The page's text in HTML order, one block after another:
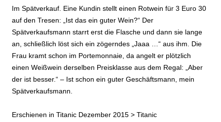
Im Spätverkauf. Eine Kundin stellt einen Rotwein für 3 Euro 30
auf den Tresen: „Ist das ein guter Wein?“ Der
Spätverkaufsmann starrt erst die Flasche und dann sie lange
an, schließlich löst sich ein zögerndes „Jaaa …“ aus ihm. Die
Frau kramt schon im Portemonnaie, da angelt er plötzlich
einen Weißwein derselben Preisklasse aus dem Regal: „Aber
der ist besser.“ – Ist schon ein guter Geschäftsmann, mein
Spätverkaufsmann.
Erschienen in Titanic Dezember 2015 > Titanic